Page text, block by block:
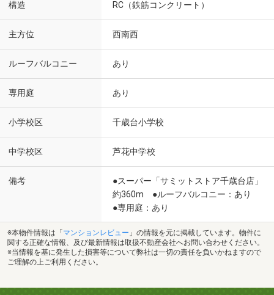
構造 RC（鉄筋コンクリート）
主方位 西南西
ルーフバルコニー あり
専用庭 あり
小学校区 千歳台小学校
中学校区 芦花中学校
備考
●スーパー「サミットストア千歳台店」
約360m ●ルーフバルコニー：あり
●専用庭：あり
※本物件情報は「 マンションレビュー 」の情報を元に掲載しています。物件に
関する正確な情報、及び最新情報は取扱不動産会社へお問い合わせください。
※当情報を基に発生した損害等について弊社は一切の責任を負いかねますので
ご理解の上ご利用ください。